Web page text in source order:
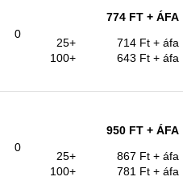
0
774 FT + ÁFA
25+
714 Ft + áfa
100+
643 Ft + áfa
0
950 FT + ÁFA
25+
867 Ft + áfa
100+
781 Ft + áfa